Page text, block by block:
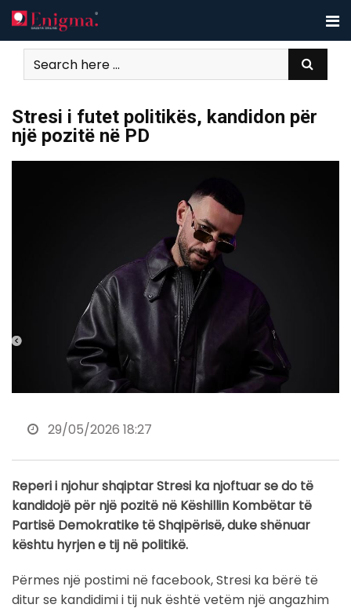
Skip
to
content
Stresi i futet politikës, kandidon për
një pozitë në PD
29/05/2026 18:27
Reperi i njohur shqiptar Stresi ka njoftuar se do të
kandidojë për një pozitë në Këshillin Kombëtar të
Partisë Demokratike të Shqipërisë, duke shënuar
kështu hyrjen e tij në politikë.
Përmes një postimi në facebook, Stresi ka bërë të
ditur se kandidimi i tij nuk është vetëm një angazhim